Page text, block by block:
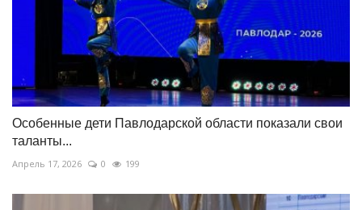
Особенные дети Павлодарской области показали свои
таланты...
Апрель 17, 2026 0 199